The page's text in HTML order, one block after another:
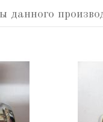
данного